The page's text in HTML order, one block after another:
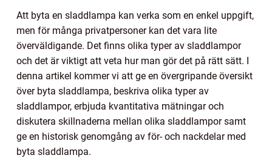
Att byta en sladdlampa kan verka som en enkel uppgift,
men för många privatpersoner kan det vara lite
överväldigande. Det finns olika typer av sladdlampor
och det är viktigt att veta hur man gör det på rätt sätt. I
denna artikel kommer vi att ge en övergripande översikt
över byta sladdlampa, beskriva olika typer av
sladdlampor, erbjuda kvantitativa mätningar och
diskutera skillnaderna mellan olika sladdlampor samt
ge en historisk genomgång av för- och nackdelar med
byta sladdlampa.